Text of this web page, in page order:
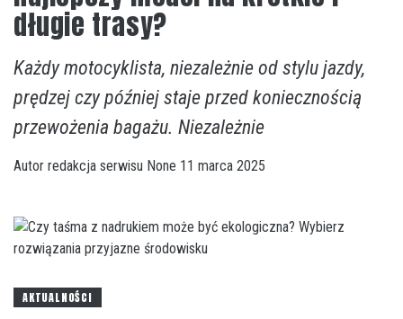
długie trasy?
Każdy motocyklista, niezależnie od stylu jazdy,
prędzej czy później staje przed koniecznością
przewożenia bagażu. Niezależnie
Autor redakcja serwisu None 11 marca 2025
AKTUALNOŚCI